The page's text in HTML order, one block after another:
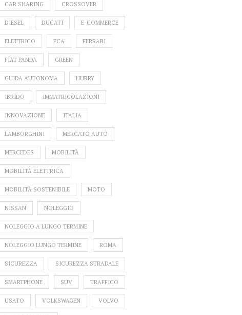
CAR SHARING CROSSOVER
DIESEL DUCATI E-COMMERCE
ELETTRICO FCA FERRARI
FIAT PANDA GREEN
GUIDA AUTONOMA HURRY
IBRIDO IMMATRICOLAZIONI
INNOVAZIONE ITALIA
LAMBORGHINI MERCATO AUTO
MERCEDES MOBILITÀ
MOBILITÀ ELETTRICA
MOBILITÀ SOSTENIBILE MOTO
NISSAN NOLEGGIO
NOLEGGIO A LUNGO TERMINE
NOLEGGIO LUNGO TERMINE ROMA
SICUREZZA SICUREZZA STRADALE
SMARTPHONE SUV TRAFFICO
USATO VOLKSWAGEN VOLVO